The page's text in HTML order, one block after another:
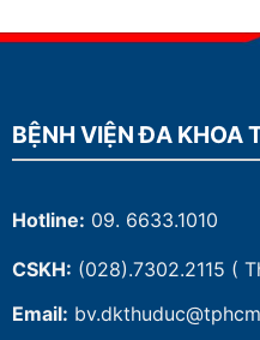
BỆNH VIỆN ĐA KHOA
Hotline: 09. 6633.1010
CSKH: (028).7302.2115 (
Email: